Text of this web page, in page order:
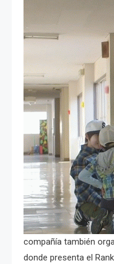
compañía también
donde presenta el